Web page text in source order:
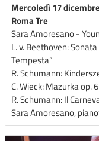
Mercoledì 17
Roma Tre
Sara Amoresano -
L. v. Beethoven:
Tempesta”
R. Schumann:
C. Wieck: Mazurka op.
R. Schumann: Il
Sara Amoresano,